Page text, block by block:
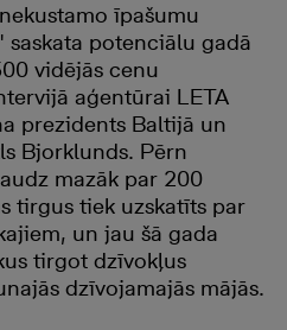
īpašumu
saskata potenciālu gadā
vidējās cenu
aģentūrai LETA
prezidents Baltijā un
Bjorklunds. Pērn
mazāk par 200
tirgus tiek uzskatīts par
un jau šā gada
tirgot dzīvokļus
dzīvojamajās mājās.